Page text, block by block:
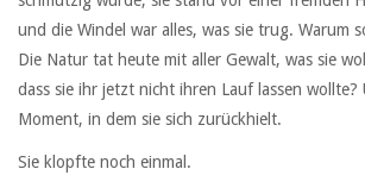
und die Windel war alles, was sie trug. Warum
Die Natur tat heute mit aller Gewalt, was sie
dass sie ihr jetzt nicht ihren Lauf lassen wollte?
Moment, in dem sie sich zurückhielt.
Sie klopfte noch einmal.